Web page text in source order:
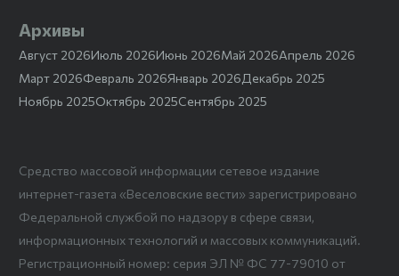
Архивы
Август 2026Июль 2026Июнь 2026Май 2026Апрель 2026
Март 2026Февраль 2026Январь 2026Декабрь 2025
Ноябрь 2025Октябрь 2025Сентябрь 2025
Средство массовой информации сетевое издание
интернет-газета «Веселовские вести» зарегистрировано
Федеральной службой по надзору в сфере связи,
информационных технологий и массовых коммуникаций.
Регистрационный номер: серия ЭЛ № ФС 77-79010 от